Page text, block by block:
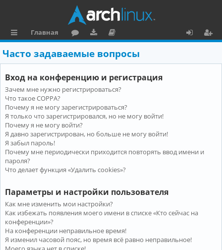
ы
л
к
и
Главная
ру
м
ру
зк
и
ку
м
е
н
та
ц
и
я
о
и
Часто задаваемые вопросы
Вход на конференцию и регистрация
Зачем мне нужно регистрироваться?
Что такое COPPA?
Почему я не могу зарегистрироваться?
Я только что зарегистрировался, но не могу войти!
Почему я не могу войти?
Я давно зарегистрирован, но больше не могу войти!
Я забыл пароль!
Почему мне периодически приходится повторять ввод имени и
пароля?
Что делает функция «Удалить cookies»?
Параметры и настройки пользователя
Как мне изменить мои настройки?
Как избежать появления моего имени в списке «Кто сейчас на
конференции»?
На конференции неправильное время!
Я изменил часовой пояс, но время всё равно неправильное!